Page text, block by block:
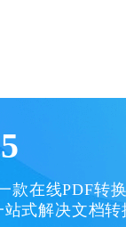
款在线PDF转
式解决文档转